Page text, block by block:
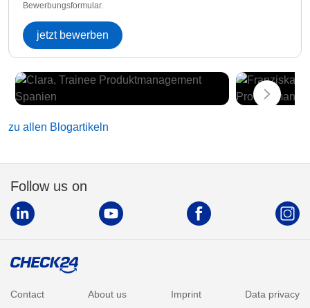
Bewerbungsformular.
jetzt bewerben
zu allen Blogartikeln
Follow us on
Contact About us Imprint Data privacy